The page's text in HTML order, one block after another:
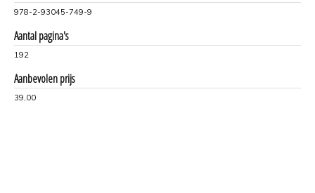
978-2-93045-749-9
Aantal pagina's
192
Aanbevolen prijs
39,00